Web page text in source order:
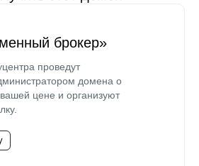
брокер»
проведут
домена о
цене и организуют